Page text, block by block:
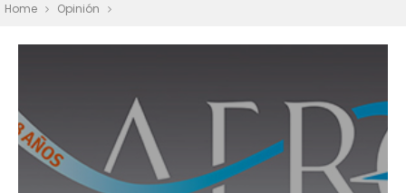
Home Opinión